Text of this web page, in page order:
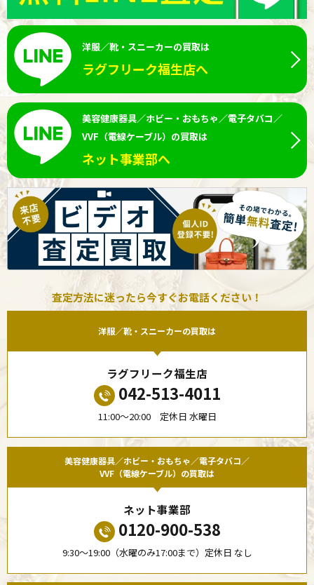
洋服／靴・スニーカーの買取は
ラグフリーク福生店へ
美容健康器具／ホビー・おもちゃ／電子タバコ／
VVF（電線ケーブル）の買取は
ネット事業部へ
査定方法に迷ったら今すぐお電話ください！
洋服／靴・スニーカーの買取は
ラグフリーク福生店
042-513-4011
11:00〜20:00 定休日 水曜日
美容健康器具／ホビー・おもちゃ／電子タバコ／
VVF（電線ケーブル）の買取は
ネット事業部
0120-900-538
9:30〜19:00（水曜のみ17:00まで）定休日 なし